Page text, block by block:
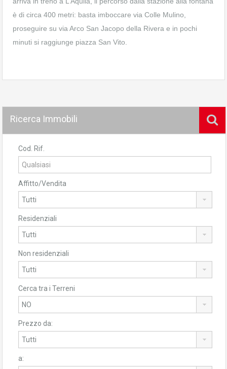
è di circa 400 metri: basta imboccare via Colle Mulino,
proseguire su via Arco San Jacopo della Rivera e in pochi
minuti si raggiunge piazza San Vito.
Ricerca Immobili
Cod. Rif.
Affitto/Vendita
Residenziali
Non residenziali
Cerca tra i Terreni
Prezzo da:
a: